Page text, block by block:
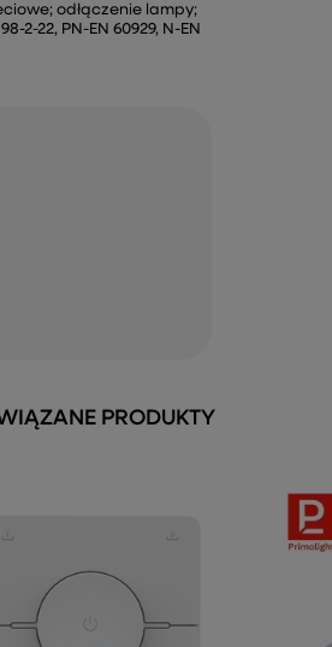
odłączenie lampy;
2-22, PN-EN 60929, N-EN
PRODUKTY